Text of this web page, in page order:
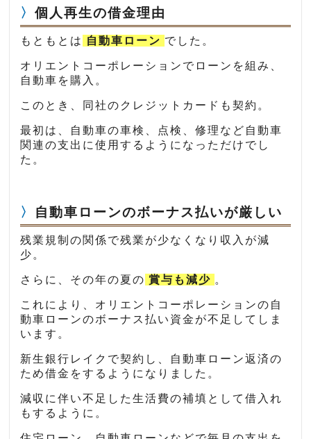
個人再生の借金理由
もともとは 自動車ローン でした。
オリエントコーポレーションでローンを組み、
自動車を購入。
このとき、同社のクレジットカードも契約。
最初は、自動車の車検、点検、修理など自動車
関連の支出に使用するようになっただけでし
た。
自動車ローンのボーナス払いが厳しい
残業規制の関係で残業が少なくなり収入が減
少。
さらに、その年の夏の 賞与も減少 。
これにより、オリエントコーポレーションの自
動車ローンのボーナス払い資金が不足してしま
います。
新生銀行レイクで契約し、自動車ローン返済の
ため借金をするようになりました。
減収に伴い不足した生活費の補填として借入れ
もするように。